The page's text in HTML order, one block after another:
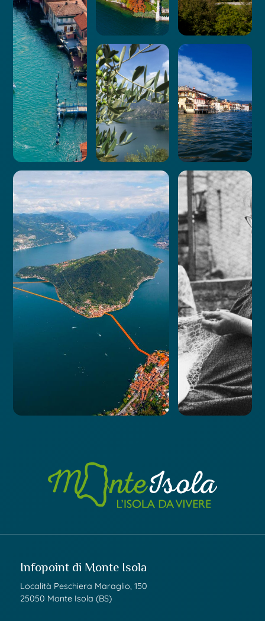
Infopoint di Monte Isola
Località Peschiera Maraglio, 150
25050 Monte Isola (BS)